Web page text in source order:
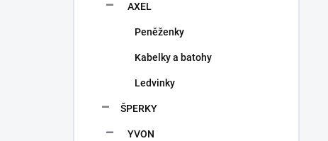
AXEL
Peněženky
Kabelky a batohy
Ledvinky
ŠPERKY
YVON